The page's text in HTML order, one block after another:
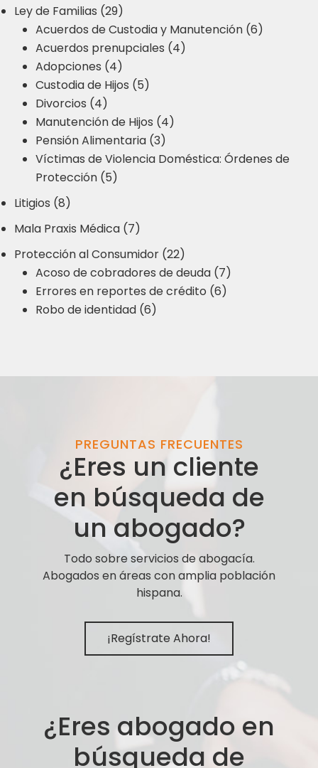
Ley de Familias (29)
Acuerdos de Custodia y Manutención (6)
Acuerdos prenupciales (4)
Adopciones (4)
Custodia de Hijos (5)
Divorcios (4)
Manutención de Hijos (4)
Pensión Alimentaria (3)
Víctimas de Violencia Doméstica: Órdenes de
Protección (5)
Litigios (8)
Mala Praxis Médica (7)
Protección al Consumidor (22)
Acoso de cobradores de deuda (7)
Errores en reportes de crédito (6)
Robo de identidad (6)
PREGUNTAS FRECUENTES
¿Eres un cliente
en búsqueda de
un abogado?
Todo sobre servicios de abogacía.
Abogados en áreas con amplia población
hispana.
¡Regístrate Ahora!
¿Eres abogado en
búsqueda de